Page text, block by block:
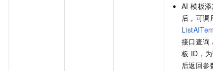
AI 模板添加
后，可调用
接口查询 AI
板 ID，为
后返回参数